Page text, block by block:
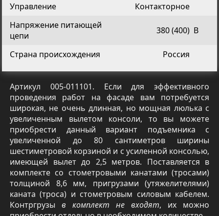
Управление
Контакторное
Напряжение питающей
цепи
380 (400) В
Страна происхождения Россия
Артикул 005-011101. Если для эффективного
проведения работ на фасаде вам потребуется
широкая, не очень длинная, но мощная люлька с
увеличенным вылетом консоли, то вы можете
приобрести данный вариант подъемника с
увеличенной до 80 сантиметров ширины
шестиметровой корзиной и с усиленной консолью,
имеющей вылет до 2,5 метров. Поставляется в
комплекте со стометровыми канатами (тросами)
толщиной 8,6 мм, пригрузами (утяжелителями)
каната (троса) и стометровым силовым кабелем.
Контргрузы в комплект не входят, их можно